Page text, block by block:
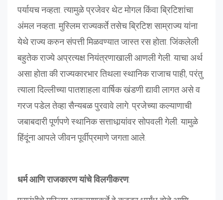
पर्यायच नव्हता. त्यामुळे प्रजेवर थेट मोगल किंवा ब्रिटिशांचा
अंमल नव्हता. मुस्लिम राज्यकर्ते तसेच ब्रिटिश साम्राज्य यांना
येथे राज्य करुन संपत्ती मिळवण्यात जास्त रस होता. जिंकलेली
बहुतेक राज्ये अप्रत्यक्ष नियंत्रणाखाली आणली गेली. याचा अर्थ
असा होता की राज्यकारभार तिथला स्थानिक राजाच पाही, परंतु
त्याला दिल्लीच्या पातशाहला वार्षिक खंडणी द्यावी लागत असे व
गरज पडेल तेव्हा सैन्यबळ पुरवावे लागे. प्रजेच्या कल्याणाची
जबाबदारी पूर्णपणे स्थानिक सत्ताधार्‍यांवर सोपवली गेली. यामुळे
हिंदूंना आपले जीवन पूर्वीप्रमाणे जगता आले.
धर्म आणि राजकारण यांचे विलगीकरण: